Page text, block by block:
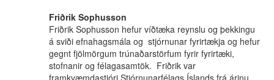
Friðrik Sophusson
Friðrik Sophusson hefur víðtæka reynslu og þekkingu
á sviði efnahagsmála og stjórnunar fyrirtækja og hefur
gegnt fjölmörgum trúnaðarstörfum fyrir fyrirtæki,
stofnanir og félagasamtök. Friðrik var